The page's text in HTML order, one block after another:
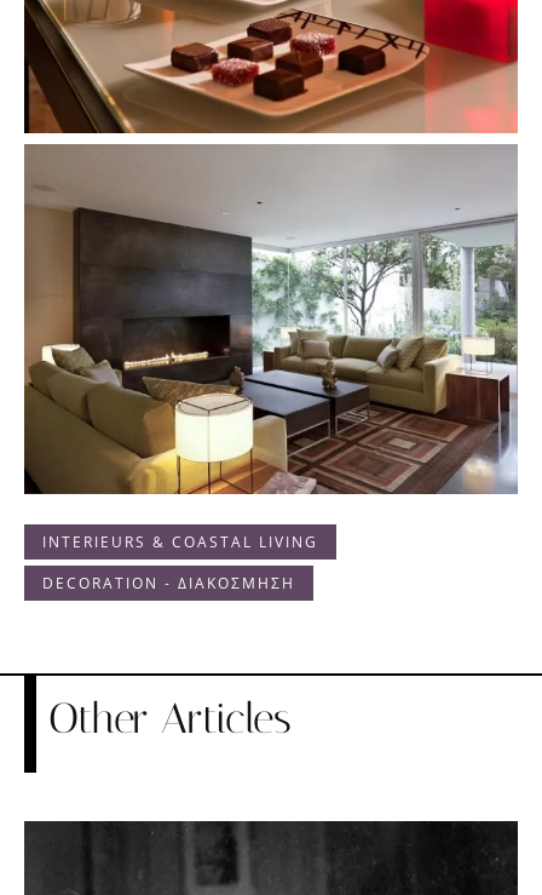
INTERIEURS & COASTAL LIVING
DECORATION - ΔΙΑΚΟΣΜΗΣΗ
Other Articles